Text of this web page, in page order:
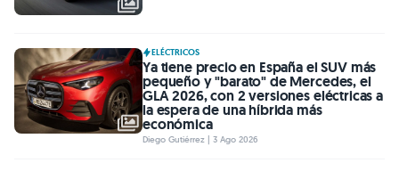
ELÉCTRICOS
Ya tiene precio en España el SUV más
pequeño y "barato" de Mercedes, el
GLA 2026, con 2 versiones eléctricas a
la espera de una híbrida más
económica
Diego Gutiérrez | 3 Ago 2026